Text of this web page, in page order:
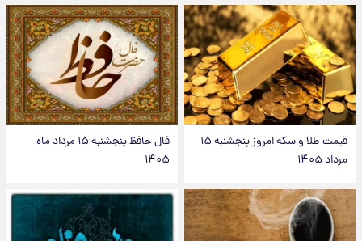
قیمت طلا و سکه امروز پنجشنبه ۱۵
مرداد ۱۴۰۵
فال حافظ پنجشنبه ۱۵ مرداد ماه
۱۴۰۵